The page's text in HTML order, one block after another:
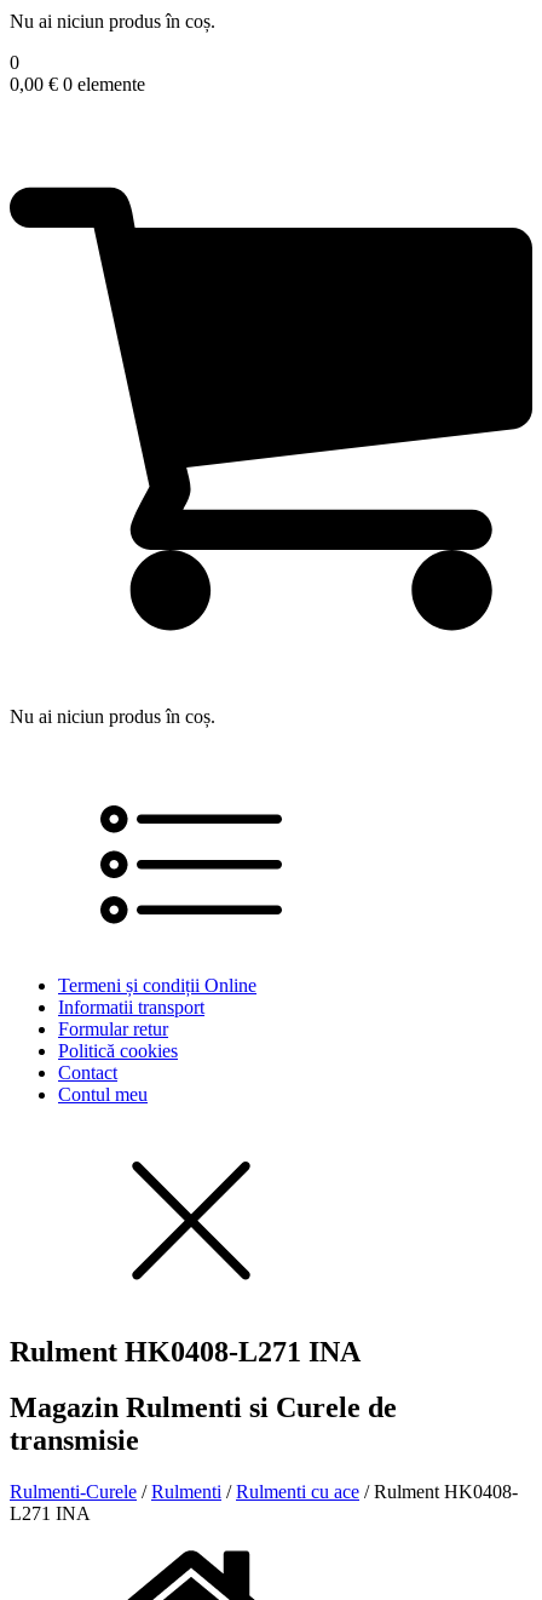
Nu ai niciun produs în coș.
0
0,00 € 0 elemente
Nu ai niciun produs în coș.
Termeni și condiții Online
Informatii transport
Formular retur
Politică cookies
Contact
Contul meu
Rulment HK0408-L271 INA
Magazin Rulmenti si Curele de
transmisie
Rulmenti-Curele /Rulmenti /Rulmenti cu ace / Rulment HK0408-
L271 INA